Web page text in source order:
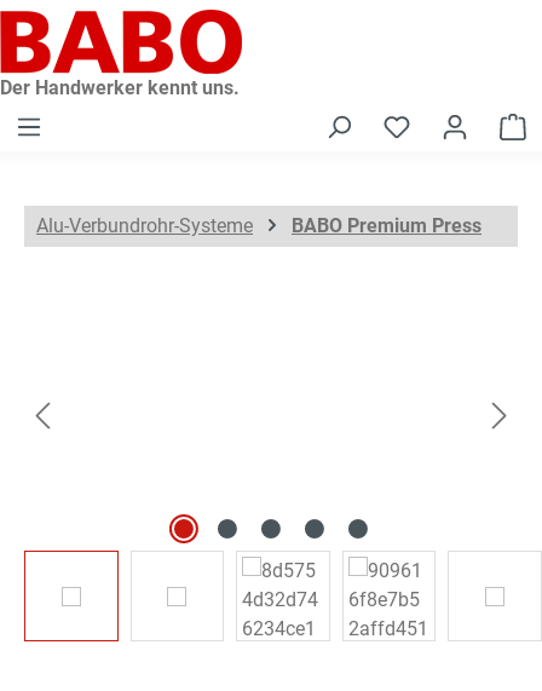
springen
Der Handwerker kennt uns.
Alu-Verbundrohr-Systeme BABO Premium Press